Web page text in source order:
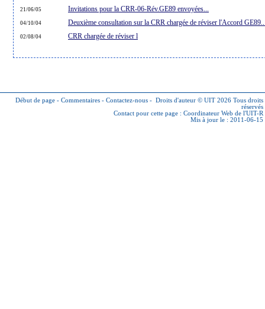
21/06/05 Invitations pour la CRR-06-Rév.GE89 envoyées...
04/10/04 Deuxième consultation sur la CRR chargée de réviser l'Accord
02/08/04 CRR chargée de réviser l
Début de page - Commentaires - Contactez-nous - Droits d'auteur © UIT 2026 Tous droits
réservés
Contact pour cette page : Coordinateur Web de l'UIT-R
Mis à jour le : 2011-06-15